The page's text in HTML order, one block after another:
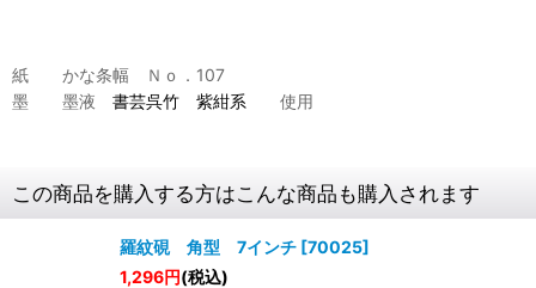
紙 かな条幅 Ｎｏ．107
墨 墨液 書芸呉竹 紫紺系 使用
この商品を購入する方はこんな商品も購入されます
羅紋硯 角型 7インチ [70025]
1,296円(税込)